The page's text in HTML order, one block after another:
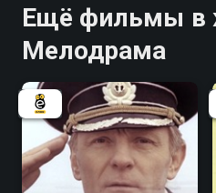
Ещё фильмы в
Мелодрама